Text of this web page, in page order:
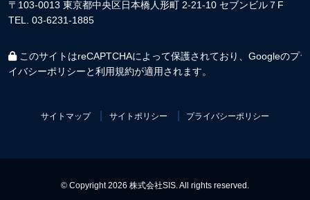
〒103-0013 東京都中央区日本橋人形町 2-21-10 セブンビル７F
TEL. 03-6231-1885
このサイトはreCAPTCHAによって保護されており、Googleのプラ
イバシーポリシーと利用規約が適用されます。
サイトマップ サイトポリシー プライバシーポリシー
© Copyright 2026 株式会社SIS. All rights reserved.